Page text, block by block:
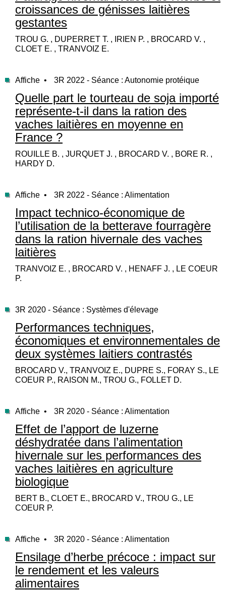
croissances de génisses laitières
gestantes
TROU G. , DUPERRET T. , IRIEN P. , BROCARD V. ,
CLOET E. , TRANVOIZ E.
Affiche • 3R 2022 - Séance : Autonomie protéique
Quelle part le tourteau de soja importé
représente-t-il dans la ration des
vaches laitières en moyenne en
France ?
ROUILLE B. , JURQUET J. , BROCARD V. , BORE R. ,
HARDY D.
Affiche • 3R 2022 - Séance : Alimentation
Impact technico-économique de
l’utilisation de la betterave fourragère
dans la ration hivernale des vaches
laitières
TRANVOIZ E. , BROCARD V. , HENAFF J. , LE COEUR
P.
3R 2020 - Séance : Systèmes d'élevage
Performances techniques,
économiques et environnementales de
deux systèmes laitiers contrastés
BROCARD V., TRANVOIZ E., DUPRE S., FORAY S., LE
COEUR P., RAISON M., TROU G., FOLLET D.
Affiche • 3R 2020 - Séance : Alimentation
Effet de l’apport de luzerne
déshydratée dans l’alimentation
hivernale sur les performances des
vaches laitières en agriculture
biologique
BERT B., CLOET E., BROCARD V., TROU G., LE
COEUR P.
Affiche • 3R 2020 - Séance : Alimentation
Ensilage d’herbe précoce : impact sur
le rendement et les valeurs
alimentaires